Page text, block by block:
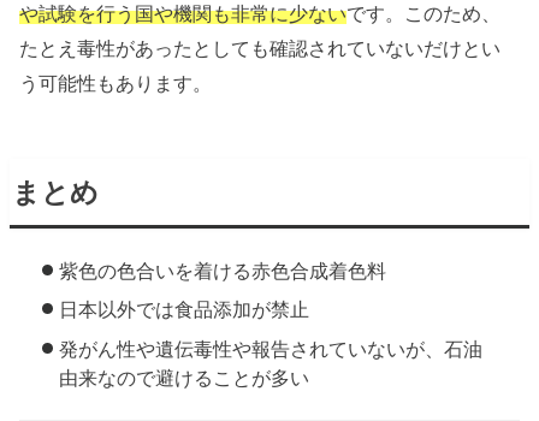
や試験を行う国や機関も非常に少ないです。このため、
たとえ毒性があったとしても確認されていないだけとい
う可能性もあります。
まとめ
紫色の色合いを着ける赤色合成着色料
日本以外では食品添加が禁止
発がん性や遺伝毒性や報告されていないが、石油
由来なので避けることが多い